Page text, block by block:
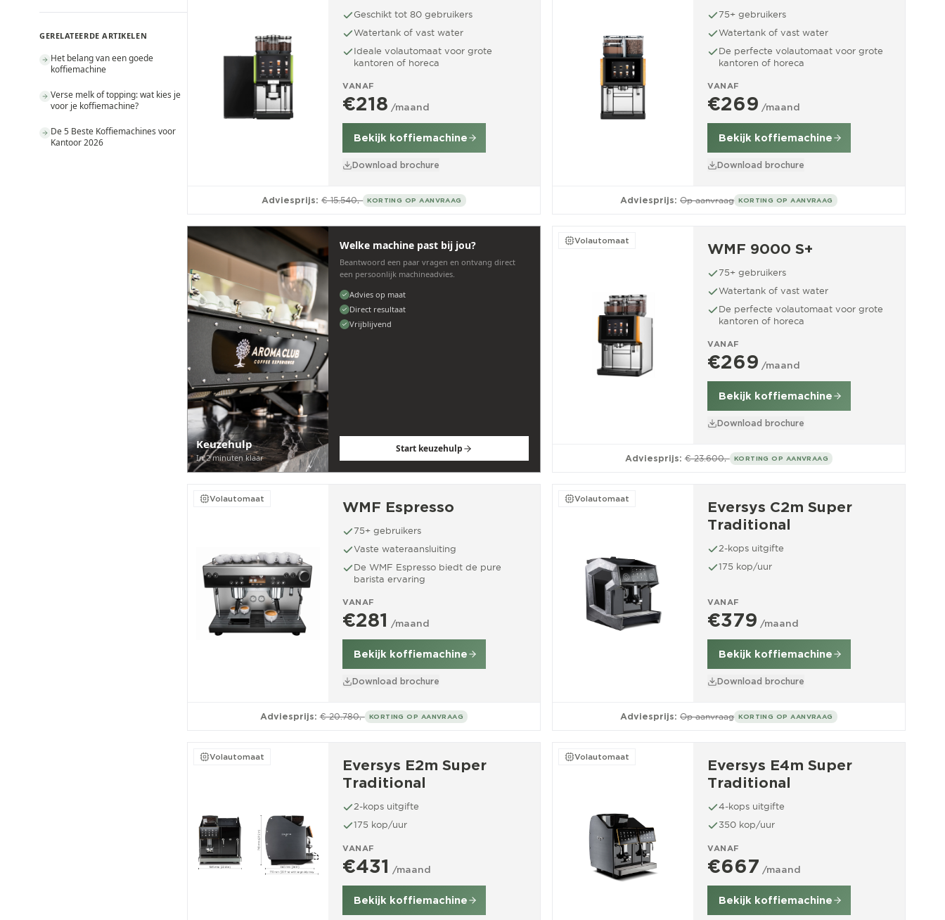
GERELATEERDE ARTIKELEN
Het belang van een goede
koffiemachine
Verse melk of topping: wat kies je
voor je koffiemachine?
De 5 Beste Koffiemachines voor
Kantoor 2026
Geschikt tot 80 gebruikers
Watertank of vast water
Ideale volautomaat voor grote
kantoren of horeca
VANAF
€218 /maand
Bekijk koffiemachine
Download brochure
Adviesprijs: € 15.540,- KORTING OP AANVRAAG
75+ gebruikers
Watertank of vast water
De perfecte volautomaat voor grote
kantoren of horeca
VANAF
€269 /maand
Bekijk koffiemachine
Download brochure
Adviesprijs: Op aanvraag KORTING OP AANVRAAG
Keuzehulp
In 2 minuten klaar
Welke machine past bij jou?
Beantwoord een paar vragen en ontvang direct
een persoonlijk machineadvies.
Advies op maat
Direct resultaat
Vrijblijvend
Start keuzehulp
Volautomaat
WMF 9000 S+
75+ gebruikers
Watertank of vast water
De perfecte volautomaat voor grote
kantoren of horeca
VANAF
€269 /maand
Bekijk koffiemachine
Download brochure
Adviesprijs: € 23.600,- KORTING OP AANVRAAG
Volautomaat
WMF Espresso
75+ gebruikers
Vaste wateraansluiting
De WMF Espresso biedt de pure
barista ervaring
VANAF
€281 /maand
Bekijk koffiemachine
Download brochure
Adviesprijs: € 20.780,- KORTING OP AANVRAAG
Volautomaat
Eversys C2m Super
Traditional
2-kops uitgifte
175 kop/uur
VANAF
€379 /maand
Bekijk koffiemachine
Download brochure
Adviesprijs: Op aanvraag KORTING OP AANVRAAG
Volautomaat
Eversys E2m Super
Traditional
2-kops uitgifte
175 kop/uur
VANAF
€431 /maand
Bekijk koffiemachine
Volautomaat
Eversys E4m Super
Traditional
4-kops uitgifte
350 kop/uur
VANAF
€667 /maand
Bekijk koffiemachine